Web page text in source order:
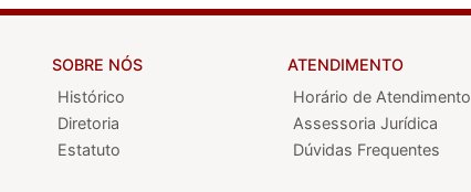
SOBRE NÓS
Histórico
Diretoria
Estatuto
ATENDIMENTO
Horário de Atendimento
Assessoria Jurídica
Dúvidas Frequentes